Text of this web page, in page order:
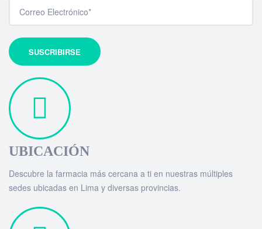
UBICACIÓN
Descubre la farmacia más cercana a ti en nuestras múltiples
sedes ubicadas en Lima y diversas provincias.